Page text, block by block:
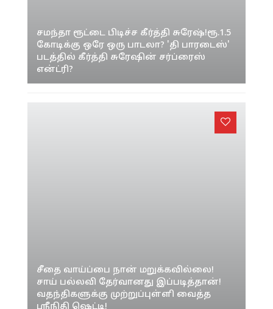
சமந்தா ரூட்டை பிடிச்ச கீர்த்தி சுரேஷ்!ரூ.1.5
கோடிக்கு ஒரே ஒரு பாடலா? 'தி பாரடைஸ்'
படத்தில் கீர்த்தி சுரேஷின் சர்ப்ரைஸ்
என்ட்ரி?
சீதை வாய்ப்பை நான் மறுக்கவில்லை!
சாய் பல்லவி தேர்வானது இப்படித்தான்!
வதந்திகளுக்கு முற்றுப்புள்ளி வைத்த
ஸ்ரீநிதி ஷெட்டி!